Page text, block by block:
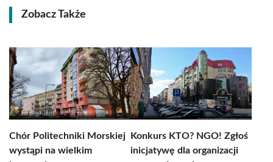
Zobacz Także
Chór Politechniki Morskiej
wystąpi na wielkim
Konkurs KTO? NGO! Zgłoś
inicjatywę dla organizacji